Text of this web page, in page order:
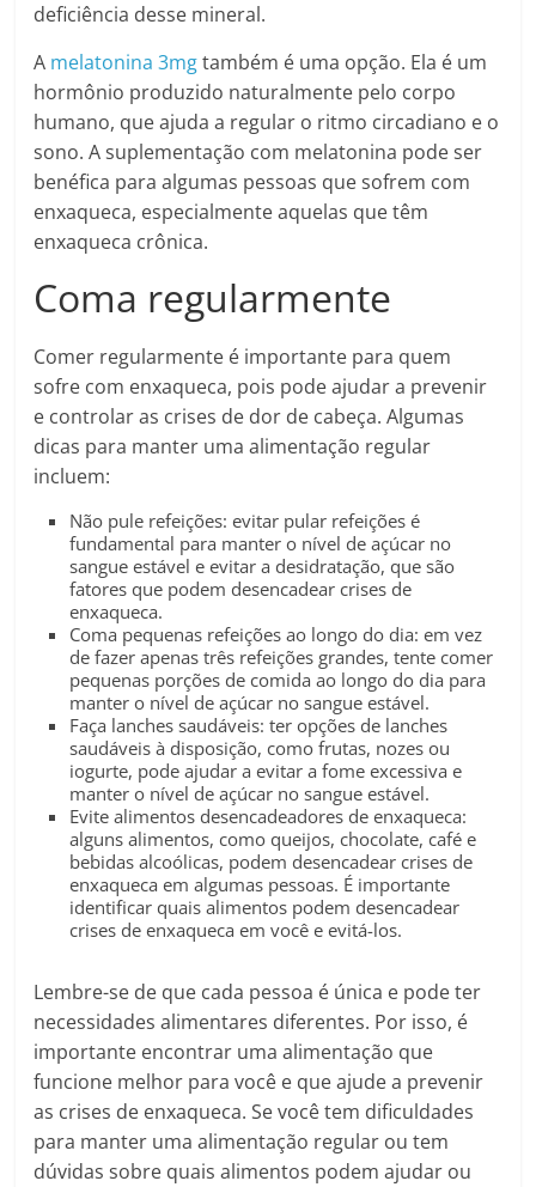
deficiência desse mineral.
A melatonina 3mgtambém é uma opção. Ela é um
hormônio produzido naturalmente pelo corpo
humano, que ajuda a regular o ritmo circadiano e o
sono. A suplementação com melatonina pode ser
benéfica para algumas pessoas que sofrem com
enxaqueca, especialmente aquelas que têm
enxaqueca crônica.
Coma regularmente
Comer regularmente é importante para quem
sofre com enxaqueca, pois pode ajudar a prevenir
e controlar as crises de dor de cabeça. Algumas
dicas para manter uma alimentação regular
incluem:
Não pule refeições: evitar pular refeições é
fundamental para manter o nível de açúcar no
sangue estável e evitar a desidratação, que são
fatores que podem desencadear crises de
enxaqueca.
Coma pequenas refeições ao longo do dia: em vez
de fazer apenas três refeições grandes, tente comer
pequenas porções de comida ao longo do dia para
manter o nível de açúcar no sangue estável.
Faça lanches saudáveis: ter opções de lanches
saudáveis à disposição, como frutas, nozes ou
iogurte, pode ajudar a evitar a fome excessiva e
manter o nível de açúcar no sangue estável.
Evite alimentos desencadeadores de enxaqueca:
alguns alimentos, como queijos, chocolate, café e
bebidas alcoólicas, podem desencadear crises de
enxaqueca em algumas pessoas. É importante
identificar quais alimentos podem desencadear
crises de enxaqueca em você e evitá-los.
Lembre-se de que cada pessoa é única e pode ter
necessidades alimentares diferentes. Por isso, é
importante encontrar uma alimentação que
funcione melhor para você e que ajude a prevenir
as crises de enxaqueca. Se você tem dificuldades
para manter uma alimentação regular ou tem
dúvidas sobre quais alimentos podem ajudar ou